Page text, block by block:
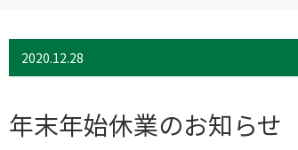
2020.12.28
年末年始休業のお知らせ